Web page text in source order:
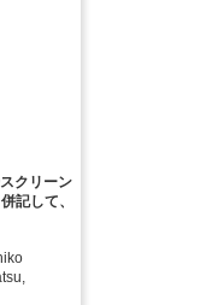
クリーン
記して、